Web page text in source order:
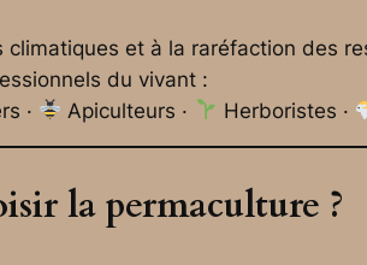
climatiques et à la raréfaction des
du vivant :
· Apiculteurs · Herboristes ·
la permaculture ?